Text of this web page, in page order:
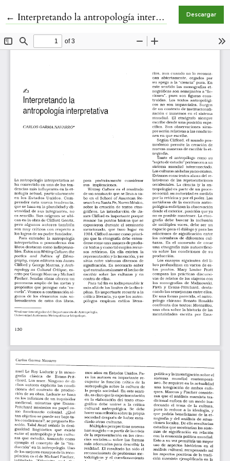
← Volver a los detalles del artículo
Interpretando la antropología interpretativa Descargar